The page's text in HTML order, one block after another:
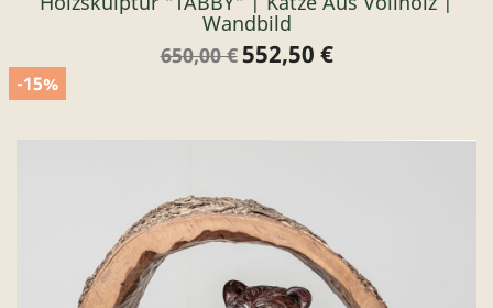
Wandbild
Verkaufspreis
650,00 €
-15%
Preis
552,50 €